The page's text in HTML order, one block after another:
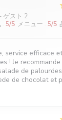
ゲスト 2
: 5/5 メニュー : 5/5
service efficace
! Je
de
de chocolat et